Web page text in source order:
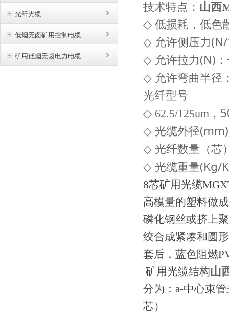
光纤光缆
低烟无卤矿用控制电缆
矿用低烟无卤电力电缆
技术特点： 山西
◇ 低损耗，低色
◇ 允许侧压力
◇ 允许拉力(N)
◇ 允许弯曲半径
光纤型号
◇ 62.5/125um ，
◇ 光缆外径
◇ 光纤数量（芯
◇ 光缆重量(Kg/
8芯矿用光缆
高模量的塑料做
磷化钢丝或挤上
绞合成紧凑和圆
套后，蓝色阻燃
矿用光缆结构山
分为：a-中心束
芯）